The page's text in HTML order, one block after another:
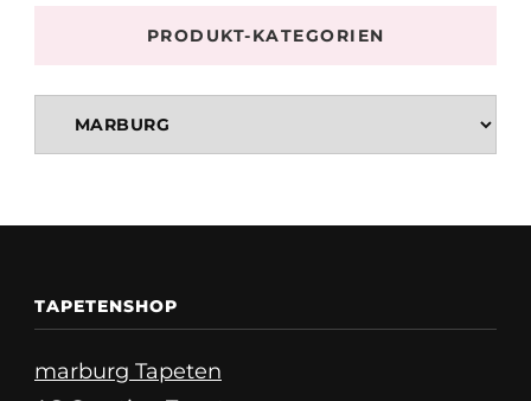
PRODUKT-KATEGORIEN
TAPETENSHOP
marburg Tapeten